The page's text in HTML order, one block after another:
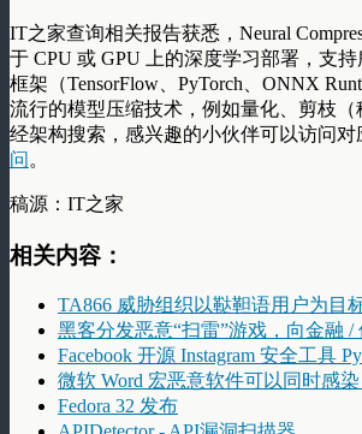
IT之家查询相关报告获悉，Neural
于 CPU 或 GPU 上的深度学习部署，支
框架（TensorFlow、PyTorch、ONNX
流行的模型压缩技术，例如量化、剪枝
经架构搜索，感兴趣的小伙伴可以访问对
问 。
稿源：IT之家
相关内容：
TA866 威胁组织以鞑靼语用户为目
黑客分发恶意“扫雷”游戏，向金融 /
Facebook 开源 Instagram 安全工具
微软 Word 宏恶意软件可以同时感染
Fedora 32 发布